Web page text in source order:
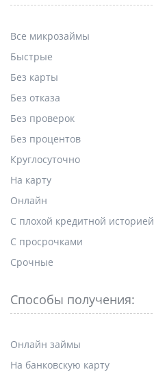
Все микрозаймы
Быстрые
Без карты
Без отказа
Без проверок
Без процентов
Круглосуточно
На карту
Онлайн
С плохой кредитной историей
С просрочками
Срочные
Способы получения:
Онлайн займы
На банковскую карту